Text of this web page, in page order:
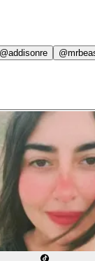
@addisonre